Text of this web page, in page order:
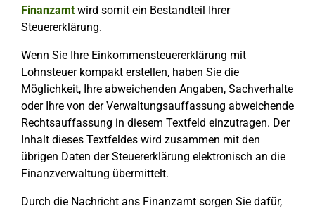
Finanzamtwird somit ein Bestandteil Ihrer
Steuererklärung.
Wenn Sie Ihre Einkommensteuererklärung mit
Lohnsteuer kompakt erstellen, haben Sie die
Möglichkeit, Ihre abweichenden Angaben, Sachverhalte
oder Ihre von der Verwaltungsauffassung abweichende
Rechtsauffassung in diesem Textfeld einzutragen. Der
Inhalt dieses Textfeldes wird zusammen mit den
übrigen Daten der Steuererklärung elektronisch an die
Finanzverwaltung übermittelt.
Durch die Nachricht ans Finanzamt sorgen Sie dafür,